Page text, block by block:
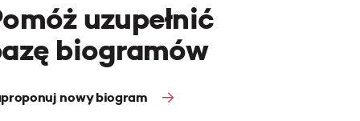
uzupełnić
biogramów
nowy biogram